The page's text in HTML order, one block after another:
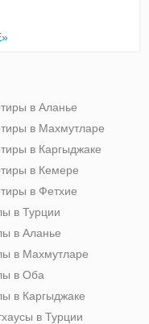
в Аланье
в Махмутларе
в Каргыджаке
в Кемере
в Фетхие
в Турции
в Аланье
в Махмутларе
в Оба
в Каргыджаке
в Турции